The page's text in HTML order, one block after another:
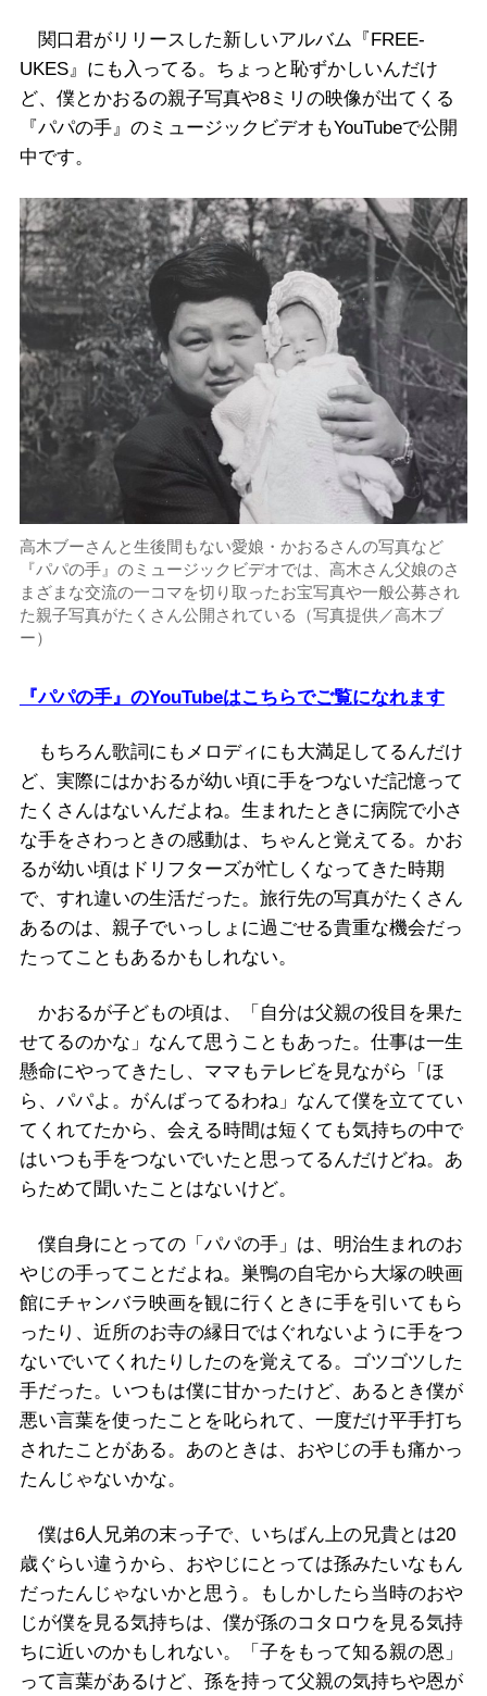
関口君がリリースした新しいアルバム『FREE-
UKES』にも入ってる。ちょっと恥ずかしいんだけ
ど、僕とかおるの親子写真や8ミリの映像が出てくる
『パパの手』のミュージックビデオもYouTubeで公開
中です。
高木ブーさんと生後間もない愛娘・かおるさんの写真など
『パパの手』のミュージックビデオでは、高木さん父娘のさ
まざまな交流の一コマを切り取ったお宝写真や一般公募され
た親子写真がたくさん公開されている（写真提供／高木ブ
ー）
『パパの手』のYouTubeはこちらでご覧になれます
もちろん歌詞にもメロディにも大満足してるんだけ
ど、実際にはかおるが幼い頃に手をつないだ記憶って
たくさんはないんだよね。生まれたときに病院で小さ
な手をさわっときの感動は、ちゃんと覚えてる。かお
るが幼い頃はドリフターズが忙しくなってきた時期
で、すれ違いの生活だった。旅行先の写真がたくさん
あるのは、親子でいっしょに過ごせる貴重な機会だっ
たってこともあるかもしれない。
かおるが子どもの頃は、「自分は父親の役目を果た
せてるのかな」なんて思うこともあった。仕事は一生
懸命にやってきたし、ママもテレビを見ながら「ほ
ら、パパよ。がんばってるわね」なんて僕を立ててい
てくれてたから、会える時間は短くても気持ちの中で
はいつも手をつないでいたと思ってるんだけどね。あ
らためて聞いたことはないけど。
僕自身にとっての「パパの手」は、明治生まれのお
やじの手ってことだよね。巣鴨の自宅から大塚の映画
館にチャンバラ映画を観に行くときに手を引いてもら
ったり、近所のお寺の縁日ではぐれないように手をつ
ないでいてくれたりしたのを覚えてる。ゴツゴツした
手だった。いつもは僕に甘かったけど、あるとき僕が
悪い言葉を使ったことを叱られて、一度だけ平手打ち
されたことがある。あのときは、おやじの手も痛かっ
たんじゃないかな。
僕は6人兄弟の末っ子で、いちばん上の兄貴とは20
歳ぐらい違うから、おやじにとっては孫みたいなもん
だったんじゃないかと思う。もしかしたら当時のおや
じが僕を見る気持ちは、僕が孫のコタロウを見る気持
ちに近いのかもしれない。「子をもって知る親の恩」
って言葉があるけど、孫を持って父親の気持ちや恩が